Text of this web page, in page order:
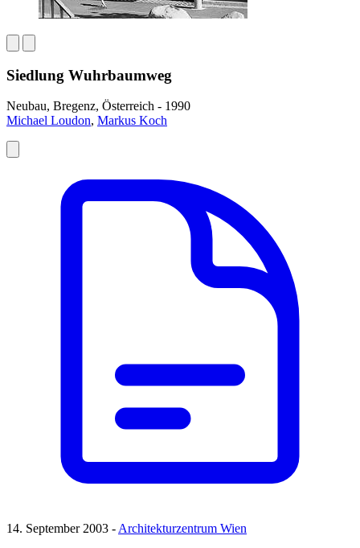
Siedlung Wuhrbaumweg
Neubau, Bregenz, Österreich - 1990
Michael Loudon, Markus Koch
14. September 2003 -Architekturzentrum Wien